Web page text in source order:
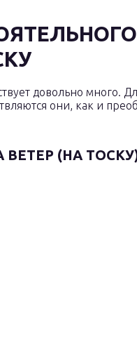
довольно много.
они, как и
(НА